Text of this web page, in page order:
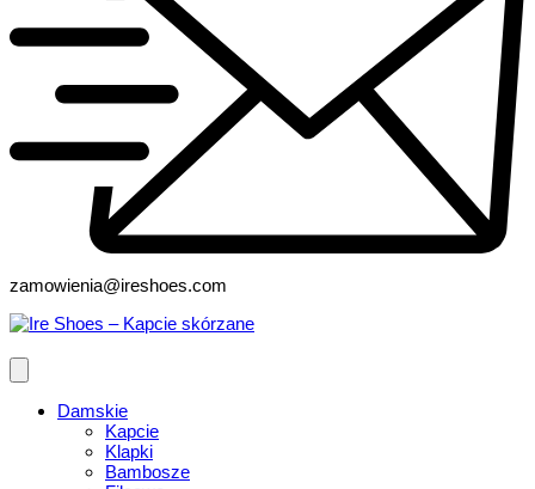
zamowienia@ireshoes.com
Damskie
Kapcie
Klapki
Bambosze